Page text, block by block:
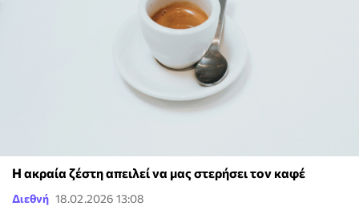
Η ακραία ζέστη απειλεί να μας στερήσει τον καφέ
Διεθνή 18.02.2026 13:08